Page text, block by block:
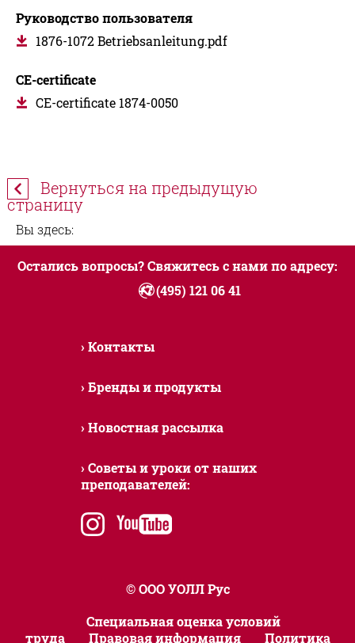
Руководство пользователя
1876-1072 Betriebsanleitung.pdf
CE-certificate
CE-certificate 1874-0050
Вернуться на предыдущую
страницу
Вы здесь:
Остались вопросы? Свяжитесь с нами по адресу:
+7 (495) 121 06 41
Контакты
Бренды и продукты
Новостная рассылка
Советы и уроки от наших
преподавателей:
instagramyoutube
© ООО УОЛЛ Рус
Специальная оценка условий
труда
Правовая информация Политика